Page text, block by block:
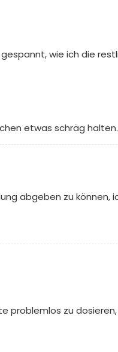
wie ich die
etwas schräg
abgeben zu können,
problemlos zu